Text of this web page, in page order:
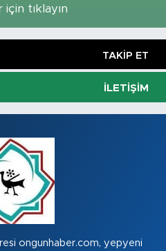
için tıklayın
TAKIP ET
İLETIŞIM
ongunhaber.com, yepyeni